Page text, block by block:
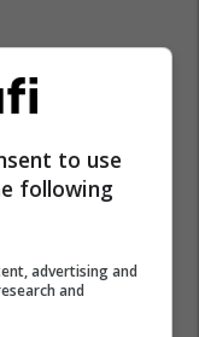
to use
following
advertising and
and